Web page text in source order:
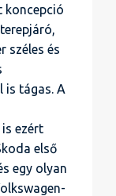
koncepció
széles és
is tágas. A
ezért
első
egy olyan